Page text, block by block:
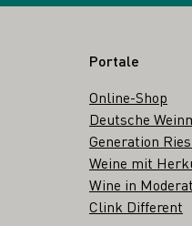
Portale
Online-Shop
Deutsche
Generation
Weine mit
Wine in
Clink Different